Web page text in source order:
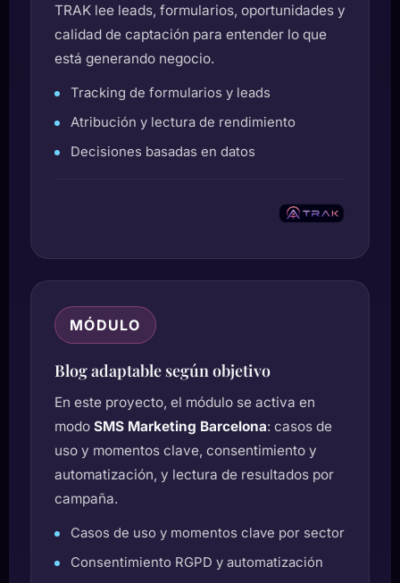
TRAK lee leads, formularios, oportunidades y
calidad de captación para entender lo que
está generando negocio.
Tracking de formularios y leads
Atribución y lectura de rendimiento
Decisiones basadas en datos
MÓDULO
Blog adaptable según objetivo
En este proyecto, el módulo se activa en
modo SMS Marketing Barcelona: casos de
uso y momentos clave, consentimiento y
automatización, y lectura de resultados por
campaña.
Casos de uso y momentos clave por sector
Consentimiento RGPD y automatización